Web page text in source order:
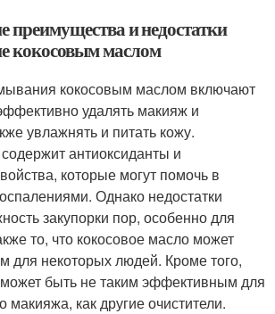
преимущества и недостатки
кокосовым маслом
кокосовым маслом включают
удалять макияж и
увлажнять и питать кожу.
антиоксиданты и
которые могут помочь в
Однако недостатки
закупорки пор, особенно для
то, что кокосовое масло может
для некоторых людей. Кроме того,
быть не таким эффективным для
макияжа, как другие очистители.